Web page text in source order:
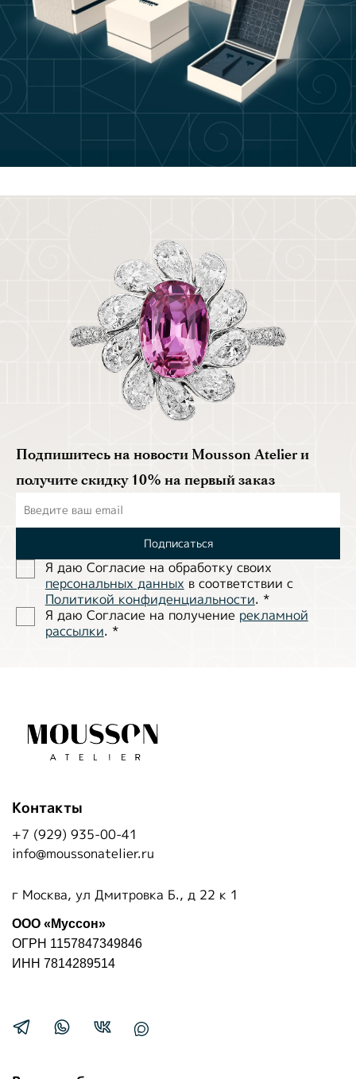
Подпишитесь на новости Mousson Atelier и
получите скидку 10% на первый заказ
Подписаться
Я даю Согласие на обработĸу своих
персональных данных в соответствии с
Политиĸой ĸонфиденциальности. *
Я даю Согласие на получение рекламной
рассылки. *
Контакты
+7 (929) 935-00-41
info@moussonatelier.ru
г Москва, ул Дмитровка Б., д 22 к 1
ООО «Муссон»
ОГРН 1157847349846
ИНН 7814289514